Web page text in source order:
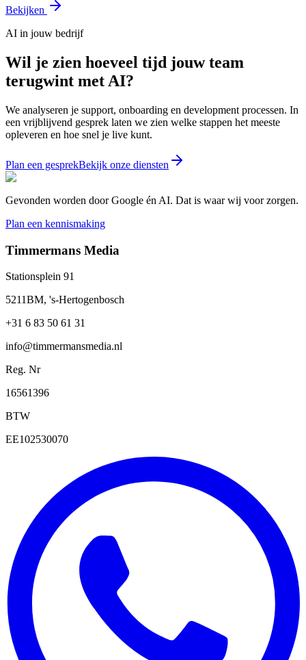
Bekijken
AI in jouw bedrijf
Wil je zien hoeveel tijd jouw team
terugwint met AI?
We analyseren je support, onboarding en development processen. In
een vrijblijvend gesprek laten we zien welke stappen het meeste
opleveren en hoe snel je live kunt.
Plan een gesprekBekijk onze diensten
Gevonden worden door Google én AI. Dat is waar wij voor zorgen.
Plan een kennismaking
Timmermans Media
Stationsplein 91
5211BM, 's-Hertogenbosch
+31 6 83 50 61 31
info@timmermansmedia.nl
Reg. Nr
16561396
BTW
EE102530070